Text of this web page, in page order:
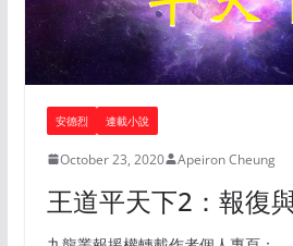
安德烈 連載小說
October 23, 2020 Apeiron Cheung
王道平天下2：報復